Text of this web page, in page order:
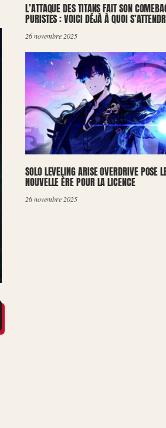
L’ATTAQUE DES TITANS FAIT SON
PURISTES : VOICI DÉJÀ À QUOI
26 novembre 2025
SOLO LEVELING ARISE OVERDRIVE POSE
NOUVELLE ÈRE POUR LA LICENCE
26 novembre 2025